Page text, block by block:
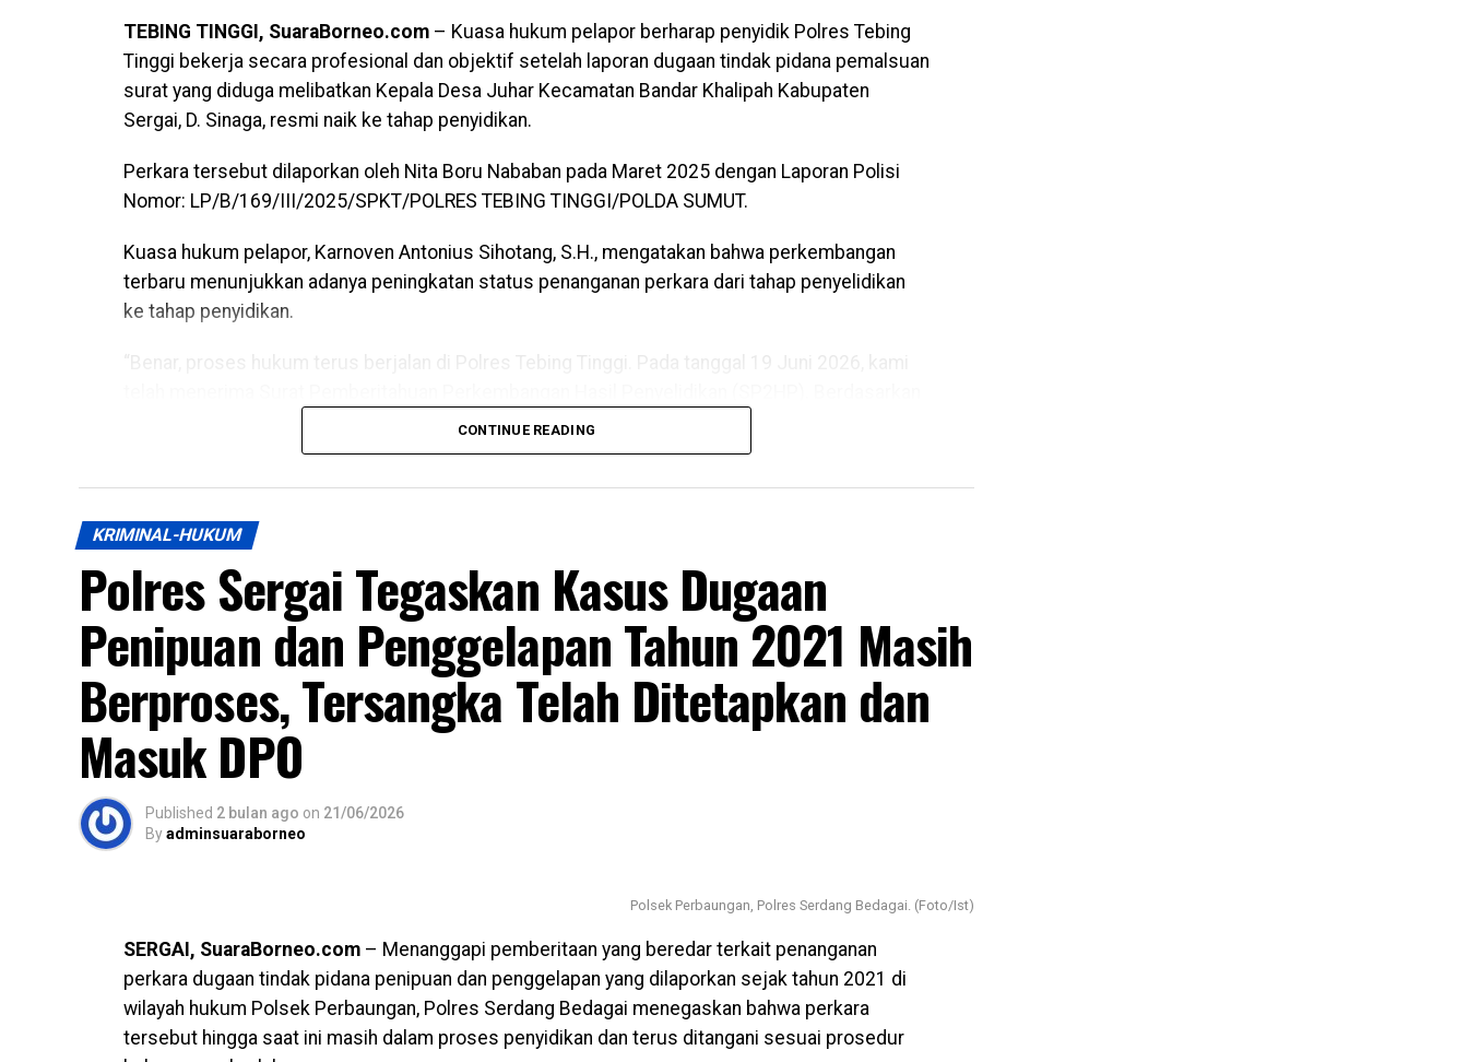
TEBING TINGGI, SuaraBorneo.com – Kuasa hukum pelapor berharap penyidik Polres Tebing
Tinggi bekerja secara profesional dan objektif setelah laporan dugaan tindak pidana pemalsuan
surat yang diduga melibatkan Kepala Desa Juhar Kecamatan Bandar Khalipah Kabupaten
Sergai, D. Sinaga, resmi naik ke tahap penyidikan.
Perkara tersebut dilaporkan oleh Nita Boru Nababan pada Maret 2025 dengan Laporan Polisi
Nomor: LP/B/169/III/2025/SPKT/POLRES TEBING TINGGI/POLDA SUMUT.
Kuasa hukum pelapor, Karnoven Antonius Sihotang, S.H., mengatakan bahwa perkembangan
terbaru menunjukkan adanya peningkatan status penanganan perkara dari tahap penyelidikan
ke tahap penyidikan.
hasil gelar perkara yang dilakukan oleh pihak Polres Tebing Tinggi, status laporan klien kami
atas nama Nita Boru Nababan telah ditingkatkan dari tahap penyelidikan menjadi tahap
Menurutnya, peningkatan status tersebut menjadi langkah penting dalam mengungkap dugaan
objektif, transparan, dan sesuai ketentuan perundang-undangan yang berlaku.
“Kami akan terus mengawal laporan klien kami hingga memperoleh kepastian hukum dan rasa
keadilan. Kami juga meminta kepada Polres Tebing Tinggi, khususnya penyidik yang menangani
perkara ini, agar bekerja secara profesional dan objektif demi terwujudnya tujuan hukum itu
sendiri,” tegasnya.
Karnoven menambahkan, pihaknya menaruh harapan besar agar penanganan perkara dilakukan
secara independen tanpa intervensi pihak mana pun sehingga masyarakat dapat melihat bahwa
hukum ditegakkan secara adil dan transparan.
Views: 81
Bagikan ke
CONTINUE READING
KRIMINAL-HUKUM
Polres Sergai Tegaskan Kasus Dugaan
Penipuan dan Penggelapan Tahun 2021 Masih
Berproses, Tersangka Telah Ditetapkan dan
Masuk DPO
Published 2 bulan ago on 21/06/2026
Byadminsuaraborneo
Polsek Perbaungan, Polres Serdang Bedagai. (Foto/Ist)
SERGAI, SuaraBorneo.com – Menanggapi pemberitaan yang beredar terkait penanganan
perkara dugaan tindak pidana penipuan dan penggelapan yang dilaporkan sejak tahun 2021 di
wilayah hukum Polsek Perbaungan, Polres Serdang Bedagai menegaskan bahwa perkara
tersebut hingga saat ini masih dalam proses penyidikan dan terus ditangani sesuai prosedur